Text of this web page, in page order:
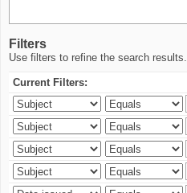
Filters
Use filters to refine the search results.
Current Filters: